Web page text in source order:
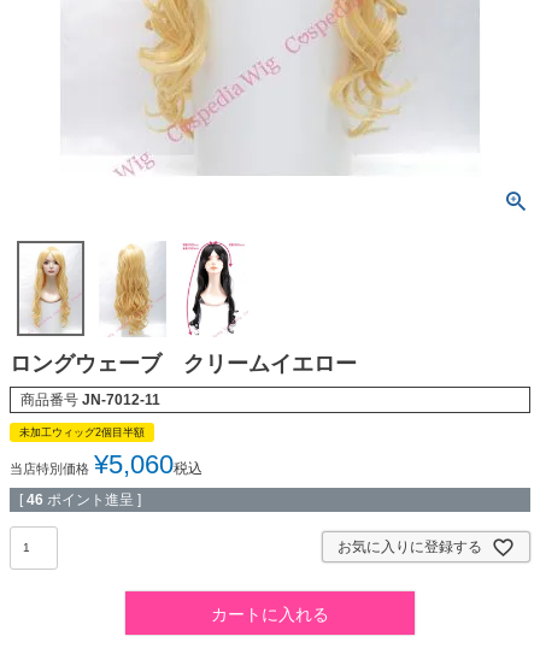
ロングウェーブ クリームイエロー
商品番号 JN-7012-11
未加工ウィッグ2個目半額
当店特別価格 ¥5,060税込
[ 46 ポイント進呈 ]
お気に入りに登録する
カートに入れる